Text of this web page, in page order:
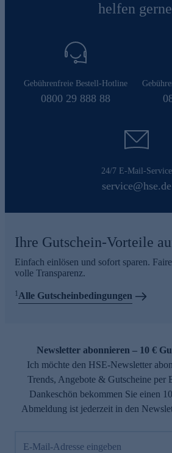
helfen
Gebührenfreie Bestell-Hotline
0800 29 888 88
24/7 E-Mail-Service
service@hse.de
Ihre Gutschein-Vorteile
Einfach einlösen und sofort sparen.
volle Transparenz.
1Alle Gutscheinbedingungen
Newsletter abonnieren – 10 €
Ich möchte den HSE-Newsletter
Trends, Angebote & Gutscheine per
Dankeschön bekommen Sie einen
Abmeldung ist jederzeit in den
E-Mail-Adresse eingeben